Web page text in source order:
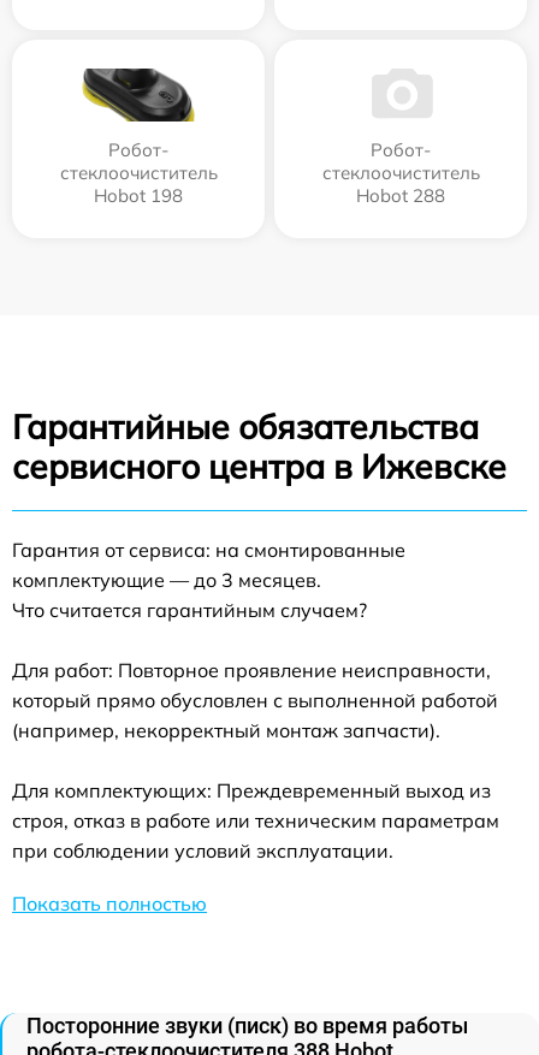
Робот-
стеклоочиститель
Hobot 198
Робот-
стеклоочиститель
Hobot 288
Гарантийные обязательства
сервисного центра в Ижевске
Гарантия от сервиса: на смонтированные
комплектующие — до 3 месяцев.
Что считается гарантийным случаем?
Для работ: Повторное проявление неисправности,
который прямо обусловлен с выполненной работой
(например, некорректный монтаж запчасти).
Для комплектующих: Преждевременный выход из
строя, отказ в работе или техническим параметрам
при соблюдении условий эксплуатации.
Показать полностью
Посторонние звуки (писк) во время работы